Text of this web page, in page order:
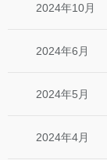
2024年10月
2024年6月
2024年5月
2024年4月